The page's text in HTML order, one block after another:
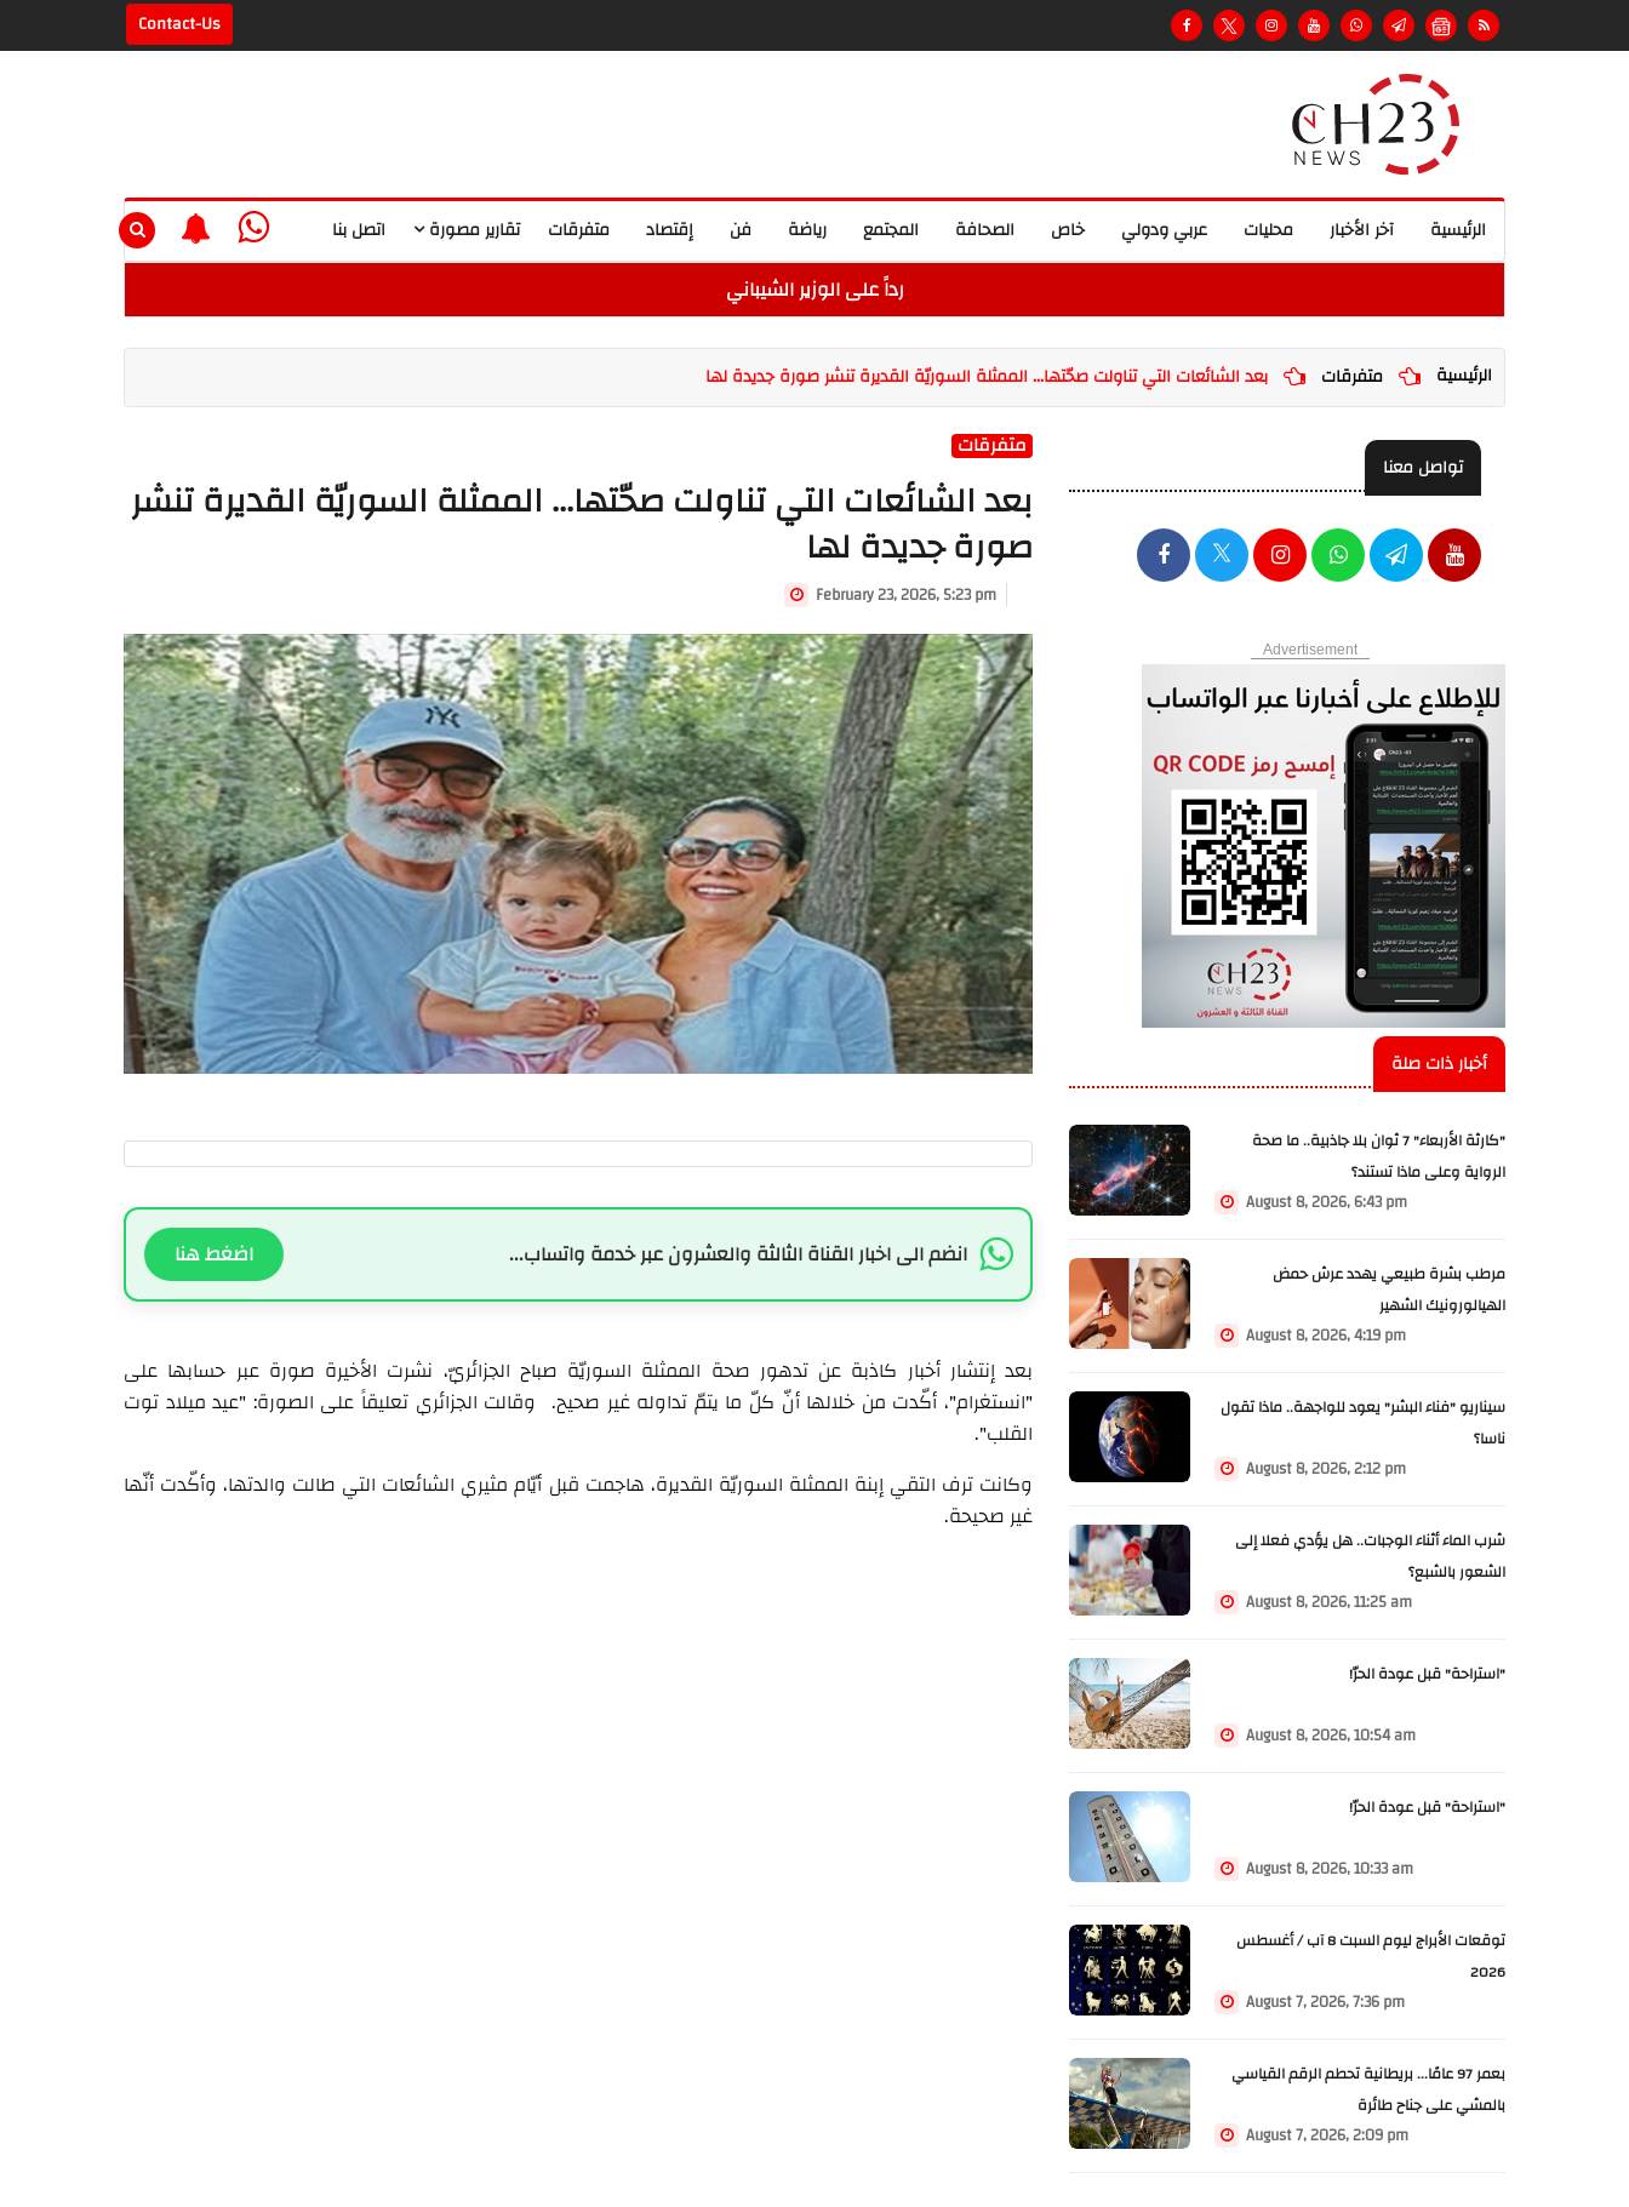
Contact-Us
اتصل بنا تقارير مصورة متفرقات إقتصاد فن رياضة المجتمع الصحافة خاص عربي ودولي محليات آخر الأخبار الرئيسية
رداً على الوزير الشيباني
الرئيسية متفرقات بعد الشائعات التي تناولت صحّتها... الممثلة السوريّة القديرة تنشر صورة جديدة لها
متفرقات
بعد الشائعات التي تناولت صحّتها... الممثلة السوريّة القديرة تنشر
صورة جديدة لها
February 23, 2026, 5:23 pm
انضم الى اخبار القناة الثالثة والعشرون عبر خدمة واتساب... اضغط هنا
بعد إنتشار أخبار كاذبة عن تدهور صحة الممثلة السوريّة صباح الجزائريّ، نشرت الأخيرة صورة عبر حسابها على
"انستغرام"، أكّدت من خلالها أنّ كلّ ما يتمّ تداوله غير صحيح. وقالت الجزائري تعليقاً على الصورة: "عيد ميلاد توت
القلب".
وكانت ترف التقي إبنة الممثلة السوريّة القديرة، هاجمت قبل أيّام مثيري الشائعات التي طالت والدتها، وأكّدت أنّها
غير صحيحة.
تواصل معنا
Advertisement
أخبار ذات صلة
"كارثة الأربعاء" 7 ثوان بلا جاذبية.. ما صحة
الرواية وعلى ماذا تستند؟
August 8, 2026, 6:43 pm
مرطب بشرة طبيعي يهدد عرش حمض
الهيالورونيك الشهير
August 8, 2026, 4:19 pm
سيناريو "فناء البشر" يعود للواجهة.. ماذا تقول
ناسا؟
August 8, 2026, 2:12 pm
شرب الماء أثناء الوجبات.. هل يؤدي فعلا إلى
الشعور بالشبع؟
August 8, 2026, 11:25 am
"استراحة" قبل عودة الحرّ!
August 8, 2026, 10:54 am
"استراحة" قبل عودة الحرّ!
August 8, 2026, 10:33 am
توقعات الأبراج ليوم السبت 8 آب / أغسطس
2026
August 7, 2026, 7:36 pm
بعمر 97 عامًا... بريطانية تحطم الرقم القياسي
بالمشي على جناح طائرة
August 7, 2026, 2:09 pm